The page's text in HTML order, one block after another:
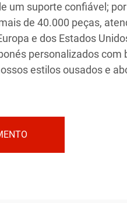
um suporte confiável;
de 40.000 peças,
e dos Estados
personalizados com
estilos ousados e